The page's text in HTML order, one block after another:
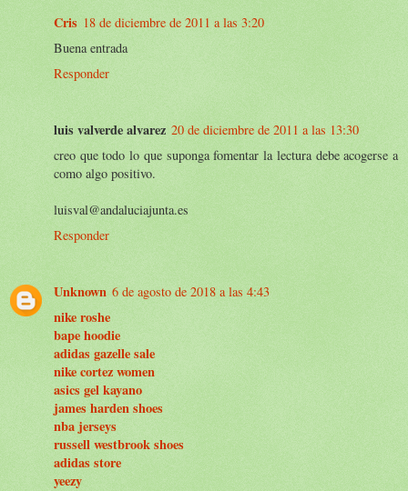
Cris 18 de diciembre de 2011 a las 3:20
Buena entrada
Responder
luis valverde alvarez 20 de diciembre de 2011 a las 13:30
creo que todo lo que suponga fomentar la lectura debe acogerse a
como algo positivo.
luisval@andaluciajunta.es
Responder
Unknown 6 de agosto de 2018 a las 4:43
nike roshe
bape hoodie
adidas gazelle sale
nike cortez women
asics gel kayano
james harden shoes
nba jerseys
russell westbrook shoes
adidas store
yeezy